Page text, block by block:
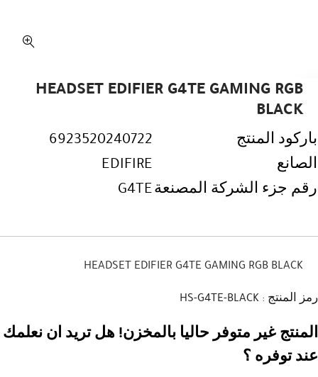
HEADSET EDIFIER G4TE GAMING RGB
BLACK
باركود المنتج
6923520240722
الصانع
EDIFIRE
رقم جزء الشركة المصنعةG4TE
HEADSET EDIFIER G4TE GAMING RGB BLACK
رمز المنتج : HS-G4TE-BLACK
المنتج غير متوفر حاليا بالمخزن! هل تريد ان نعلمك
عند توفره ؟